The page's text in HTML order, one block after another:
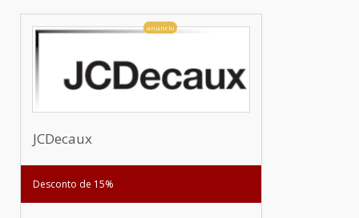
anúncio
JCDecaux
Desconto de 15%